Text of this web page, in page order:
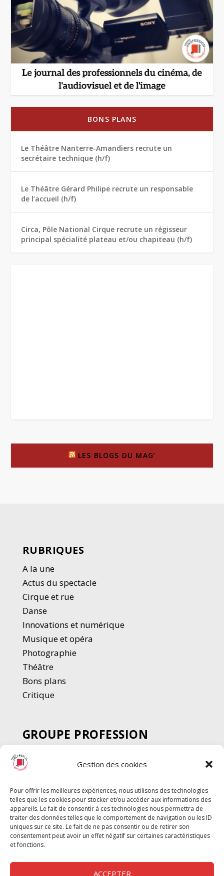
Gestion des cookies
Pour offrir les meilleures expériences, nous utilisons des technologies
telles que les cookies pour stocker et/ou accéder aux informations des
appareils. Le fait de consentir à ces technologies nous permettra de
traiter des données telles que le comportement de navigation ou les ID
uniques sur ce site. Le fait de ne pas consentir ou de retirer son
consentement peut avoir un effet négatif sur certaines caractéristiques
et fonctions.
ACCEPTER
BONS PLANS
Le Théâtre Nanterre-Amandiers recrute un
secrétaire technique (h/f)
Le Théâtre Gérard Philipe recrute un responsable
de l’accueil (h/f)
Circa, Pôle National Cirque recrute un régisseur
principal spécialité plateau et/ou chapiteau (h/f)
LES BLOGS DU MAG’
RUBRIQUES
A la une
Actus du spectacle
Cirque et rue
Danse
Innovations et numérique
Musique et opéra
Photographie
Théâtre
Bons plans
Critique
GROUPE PROFESSION
SPECTACLE
Chèque Intermittents
Chèque Compta
Chèque Emploi Spectacle
G-Pods
Profession Audio-visuel